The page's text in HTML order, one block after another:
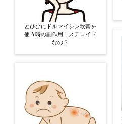
とびひにドルマイシン軟膏を
使う時の副作用！ステロイド
なの？